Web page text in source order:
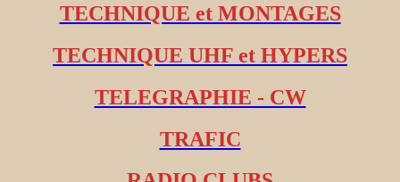
TECHNIQUE et MONTAGES
TECHNIQUE UHF et HYPERS
TELEGRAPHIE - CW
TRAFIC